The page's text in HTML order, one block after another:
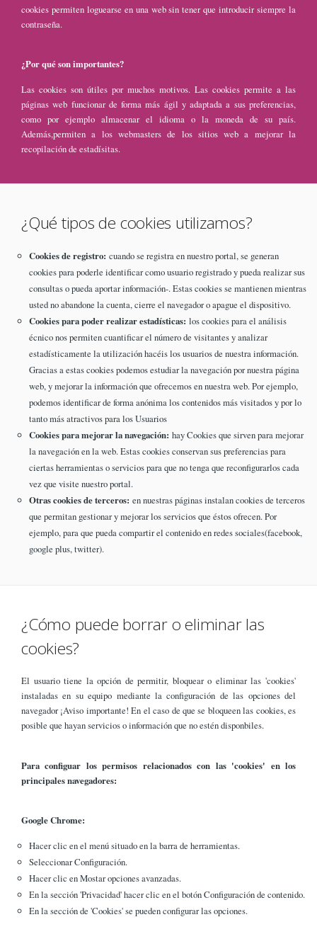
cookies permiten loguearse en una web sin tener que introducir siempre la
contraseña.
¿Por qué son importantes?
Las cookies son útiles por muchos motivos. Las cookies permite a las
páginas web funcionar de forma más ágil y adaptada a sus preferencias,
como por ejemplo almacenar el idioma o la moneda de su país.
Además,permiten a los webmasters de los sitios web a mejorar la
recopilación de estadísitas.
¿Qué tipos de cookies utilizamos?
Cookies de registro: cuando se registra en nuestro portal, se generan
cookies para poderle identificar como usuario registrado y pueda realizar sus
consultas o pueda aportar información-. Estas cookies se mantienen mientras
usted no abandone la cuenta, cierre el navegador o apague el dispositivo.
Cookies para poder realizar estadísticas: los cookies para el análisis
écnico nos permiten cuantificar el número de visitantes y analizar
estadísticamente la utilización hacéis los usuarios de nuestra información.
Gracias a estas cookies podemos estudiar la navegación por nuestra página
web, y mejorar la información que ofrecemos en nuestra web. Por ejemplo,
podemos identificar de forma anónima los contenidos más visitados y por lo
tanto más atractivos para los Usuarios
Cookies para mejorar la navegación: hay Cookies que sirven para mejorar
la navegación en la web. Estas cookies conservan sus preferencias para
ciertas herramientas o servicios para que no tenga que reconfigurarlos cada
vez que visite nuestro portal.
Otras cookies de terceros: en nuestras páginas instalan cookies de terceros
que permitan gestionar y mejorar los servicios que éstos ofrecen. Por
ejemplo, para que pueda compartir el contenido en redes sociales(facebook,
google plus, twitter).
¿Cómo puede borrar o eliminar las
cookies?
El usuario tiene la opción de permitir, bloquear o eliminar las 'cookies'
instaladas en su equipo mediante la configuración de las opciones del
navegador ¡Aviso importante! En el caso de que se bloqueen las cookies, es
posible que hayan servicios o información que no estén disponbiles.
Para configuar los permisos relacionados con las 'cookies' en los
principales navegadores:
Google Chrome:
Hacer clic en el menú situado en la barra de herramientas.
Seleccionar Configuración.
Hacer clic en Mostar opciones avanzadas.
En la sección 'Privacidad' hacer clic en el botón Configuración de contenido.
En la sección de 'Cookies' se pueden configurar las opciones.